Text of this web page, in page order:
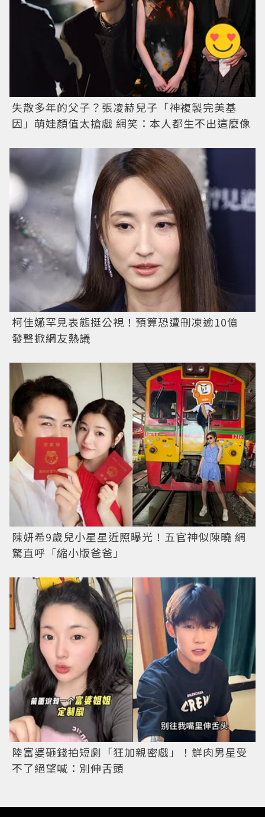
失散多年的父子？張凌赫兒子「神複製完美基
因」萌娃顏值太搶戲 網笑：本人都生不出這麼像
柯佳嬿罕見表態挺公視！預算恐遭刪凍逾10億
發聲掀網友熱議
陳妍希9歲兒小星星近照曝光！五官神似陳曉 網
驚直呼「縮小版爸爸」
陸富婆砸錢拍短劇「狂加親密戲」！鮮肉男星受
不了絕望喊：別伸舌頭